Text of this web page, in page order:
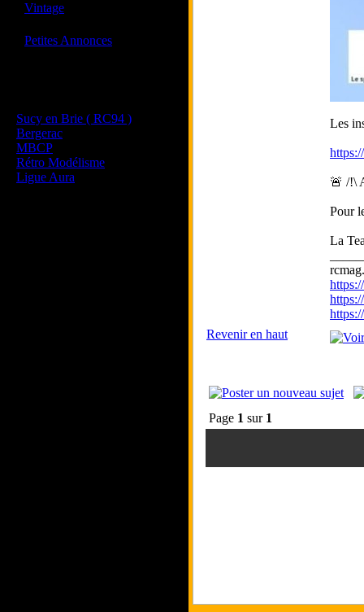
Vintage
Petites Annonces
Sucy en Brie ( RC94 )
Bergerac
MBCP
Rétro Modélisme
Ligue Aura
Les
🚨 /!\
Pour
La
Revenir en haut
Page 1 sur 1